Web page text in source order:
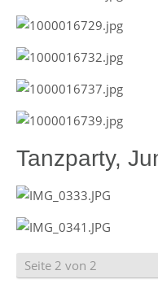
Tanzparty,
Seite 2 von 2